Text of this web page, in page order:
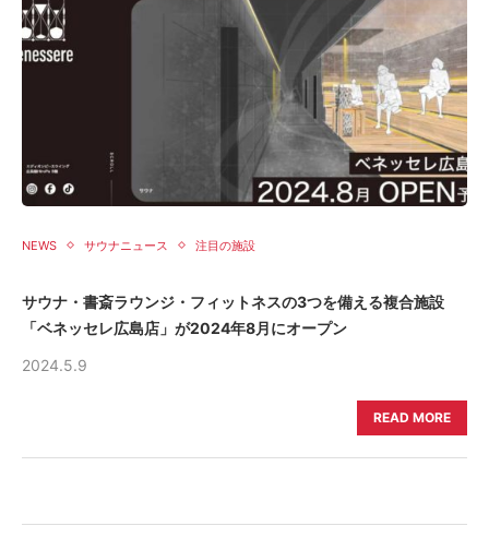
NEWS サウナニュース 注目の施設
サウナ・書斎ラウンジ・フィットネスの3つを備える複合施設
「ベネッセレ広島店」が2024年8月にオープン
2024.5.9
READ MORE